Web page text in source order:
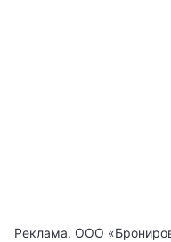
Реклама. ООО